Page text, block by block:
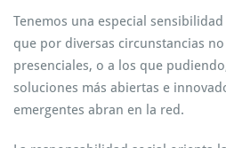
Tenemos una especial
que por diversas circunstancias
presenciales, o a los que
soluciones más abiertas e
emergentes abran en la red.